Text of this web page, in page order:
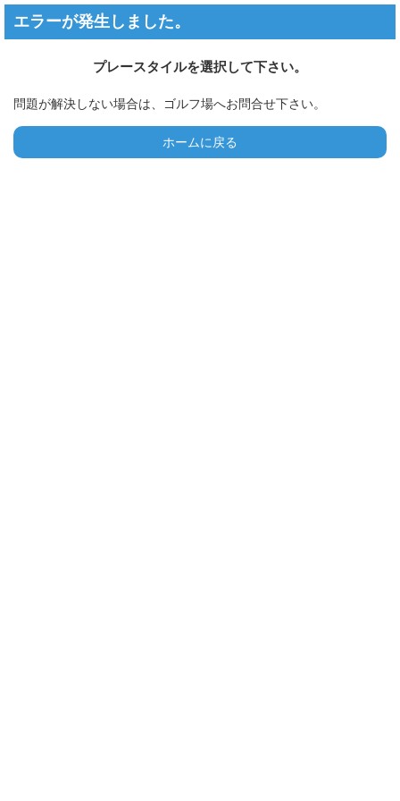
エラーが発生しました。
プレースタイルを選択して下さい。
問題が解決しない場合は、ゴルフ場へお問合せ下さい。
ホームに戻る